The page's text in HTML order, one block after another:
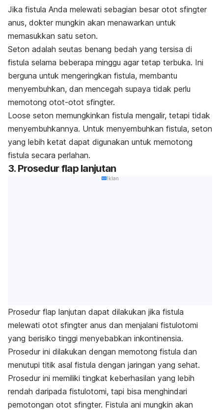
Jika fistula Anda melewati sebagian besar otot sfingter
anus, dokter mungkin akan menawarkan untuk
memasukkan satu seton.
Seton adalah seutas benang bedah yang tersisa di
fistula selama beberapa minggu agar tetap terbuka. Ini
berguna untuk mengeringkan fistula, membantu
menyembuhkan, dan mencegah supaya tidak perlu
memotong otot-otot sfingter.
Loose seton memungkinkan fistula mengalir, tetapi tidak
menyembuhkannya. Untuk menyembuhkan fistula, seton
yang lebih ketat dapat digunakan untuk memotong
fistula secara perlahan.
3. Prosedur flap lanjutan
Iklan
Prosedur flap lanjutan dapat dilakukan jika fistula
melewati otot sfingter anus dan menjalani fistulotomi
yang berisiko tinggi menyebabkan inkontinensia.
Prosedur ini dilakukan dengan memotong fistula dan
menutupi titik asal fistula dengan jaringan yang sehat.
Prosedur ini memiliki tingkat keberhasilan yang lebih
rendah daripada fistulotomi, tapi bisa menghindari
pemotongan otot sfingter. Fistula ani mungkin akan